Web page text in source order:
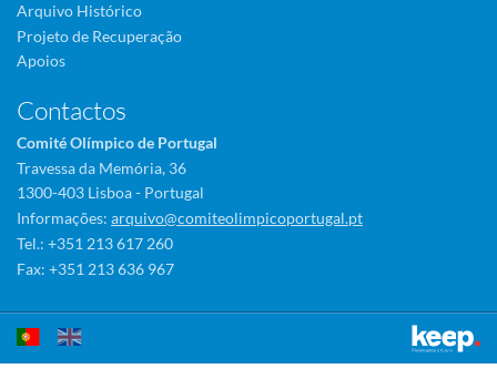
Arquivo Histórico
Projeto de Recuperação
Apoios
Contactos
Comité Olímpico de Portugal
Travessa da Memória, 36
1300-403 Lisboa - Portugal
Informações: arquivo@comiteolimpicoportugal.pt
Tel.: +351 213 617 260
Fax: +351 213 636 967